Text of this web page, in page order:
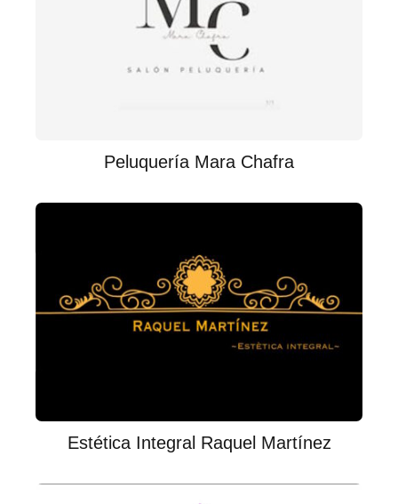
Peluquería Mara Chafra
Estética Integral Raquel Martínez